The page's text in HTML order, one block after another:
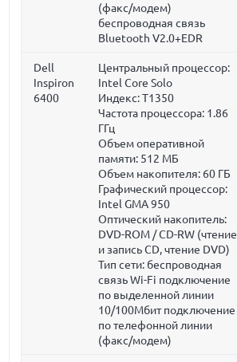
(факс/модем)
беспроводная связь
Bluetooth V2.0+EDR
Dell
Inspiron
6400
Центральный процессор:
Intel Core Solo
Индекс: T1350
Частота процессора: 1.86
ГГц
Объем оперативной
памяти: 512 МБ
Объем накопителя: 60 ГБ
Графический процессор:
Intel GMA 950
Оптический накопитель:
DVD-ROM / CD-RW (чтение
и запись CD, чтение DVD)
Тип сети: беспроводная
связь Wi-Fi подключение
по выделенной линии
10/100Мбит подключение
по телефонной линии
(факс/модем)